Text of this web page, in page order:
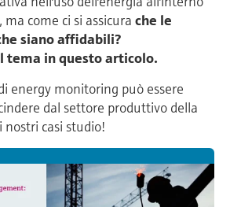
come ci si assicura che le
siano affidabili?
tema in questo articolo.
energy monitoring può essere
dal settore produttivo della
casi studio!